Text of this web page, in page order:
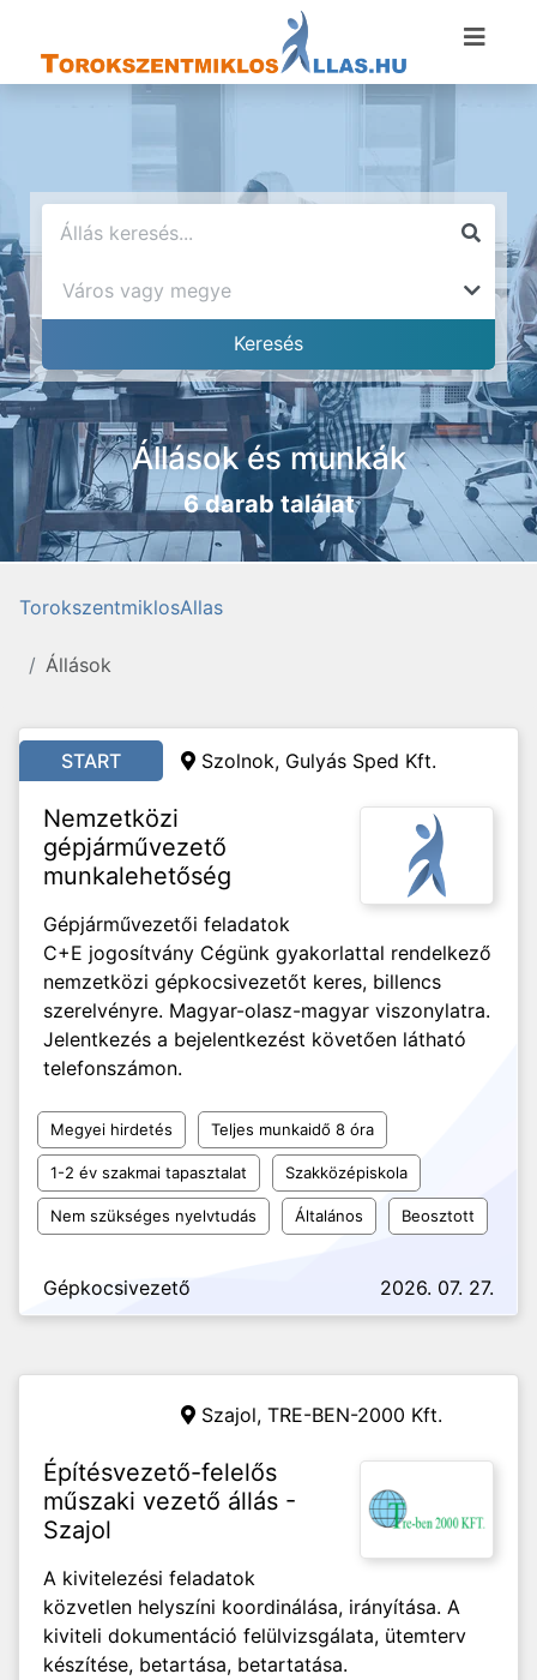
Állások és munkák
6 darab találat
TorokszentmiklosAllas
Állások
START Szolnok, Gulyás Sped Kft.
Nemzetközi
gépjárművezető
munkalehetőség
Gépjárművezetői feladatok
C+E jogosítvány Cégünk gyakorlattal rendelkező
nemzetközi gépkocsivezetőt keres, billencs
szerelvényre. Magyar-olasz-magyar viszonylatra.
Jelentkezés a bejelentkezést követően látható
telefonszámon.
Megyei hirdetés Teljes munkaidő 8 óra
1-2 év szakmai tapasztalat Szakközépiskola
Nem szükséges nyelvtudás Általános Beosztott
Gépkocsivezető 2026. 07. 27.
Szajol, TRE-BEN-2000 Kft.
Építésvezető-felelős
műszaki vezető állás -
Szajol
A kivitelezési feladatok
közvetlen helyszíni koordinálása, irányítása. A
kiviteli dokumentáció felülvizsgálata, ütemterv
készítése, betartása, betartatása.